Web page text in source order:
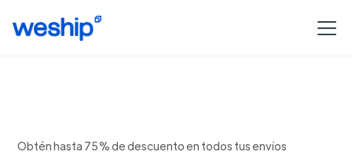
Obtén hasta 75% de descuento en todos tus envíos